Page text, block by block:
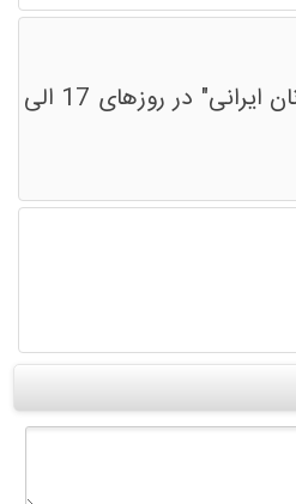
اتحادیه بین المللی امت واحده اعلام کرد هفتمین دوره آموزشی ویژه خود را با برگزاری رویداد ایده پردازی در موضوع "روابط بین المللی جوانان ایرانی" در روزهای 17 الی